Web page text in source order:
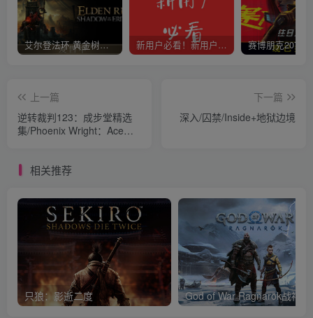
艾尔登法环 黄金树幽影 新用户必看！新用户必看！新用户必看！！！
上一篇
逆转裁判123：成步堂精选
集/Phoenix Wright：Ace
下一篇
深入/囚禁/Inside+地狱边境
相关推荐
只狼：影逝二度